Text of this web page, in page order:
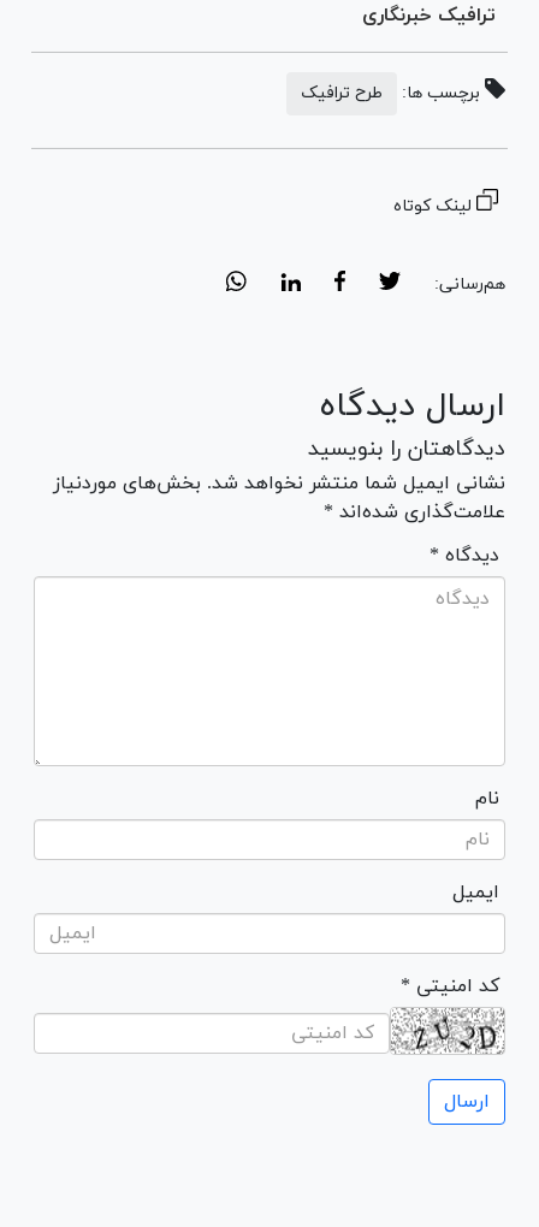
ترافیک خبرنگاری
برچسب ها: طرح ترافیک
لینک کوتاه
هم‌رسانی:
ارسال دیدگاه
دیدگاهتان را بنویسید
نشانی ایمیل شما منتشر نخواهد شد. بخش‌های موردنیاز
علامت‌گذاری شده‌اند *
* دیدگاه
نام
ایمیل
* کد امنیتی